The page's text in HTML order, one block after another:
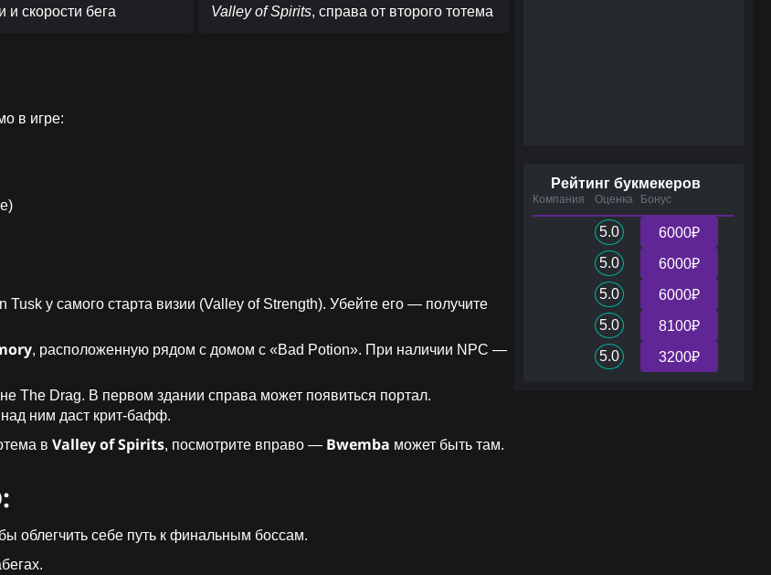
и скорости бега Valley of Spirits, справа от второго тотема
в игре:
Tusk у самого старта визии (Valley of Strength). Убейте его — получите
, расположенную рядом с домом с «Bad Potion». При наличии NPC —
The Drag. В первом здании справа может появиться портал.
ним даст крит-бафф.
в Valley of Spirits, посмотрите вправо — Bwemba может быть там.
облегчить себе путь к финальным боссам.
Рейтинг букмекеров
Компания Оценка Бонус
5.0
6000₽
5.0
6000₽
5.0
6000₽
5.0
8100₽
5.0
3200₽